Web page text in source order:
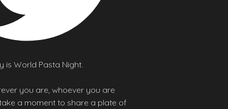
is World Pasta Night.
you are, whoever you are
a moment to share a plate of